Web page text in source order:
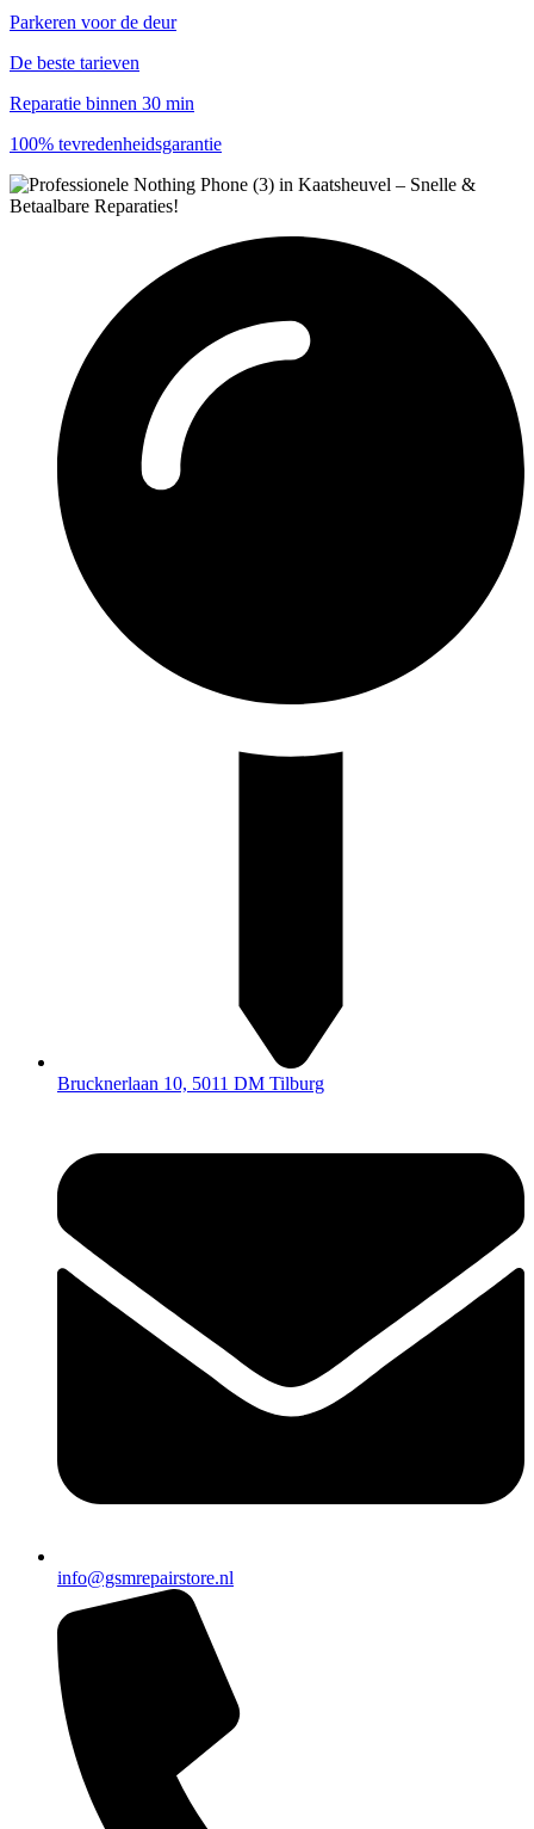
Parkeren voor de deur
De beste tarieven
Reparatie binnen 30 min
100% tevredenheidsgarantie
Brucknerlaan 10, 5011 DM Tilburg
info@gsmrepairstore.nl